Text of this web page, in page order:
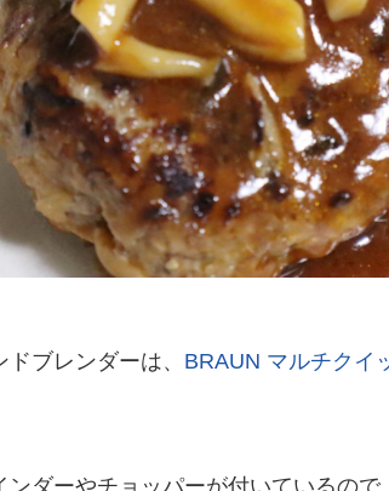
ブレンダーは、 BRAUN マルチクイ
ンダーやチョッパーが付いているの